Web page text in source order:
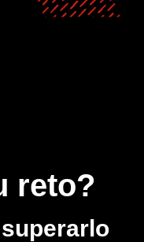
reto?